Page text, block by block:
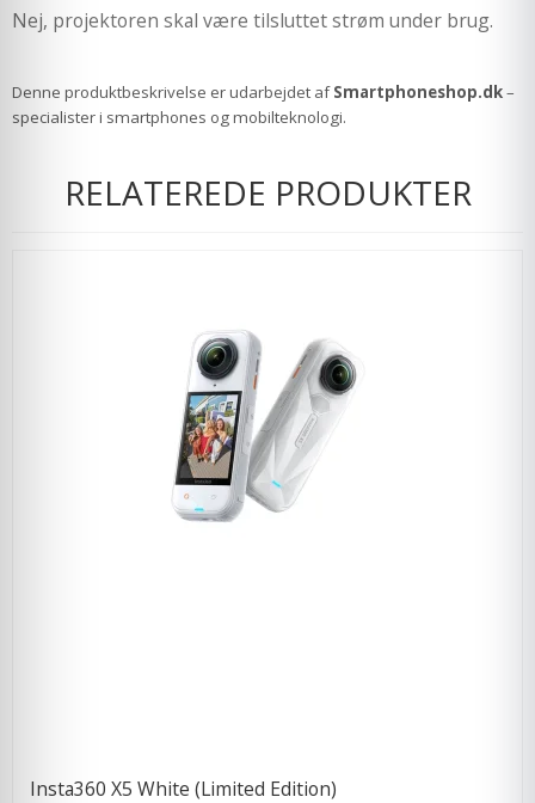
Nej, projektoren skal være tilsluttet strøm under brug.
Denne produktbeskrivelse er udarbejdet afSmartphoneshop.dk–
specialister i smartphones og mobilteknologi.
RELATEREDE PRODUKTER
Insta360 X5 White (Limited Edition)